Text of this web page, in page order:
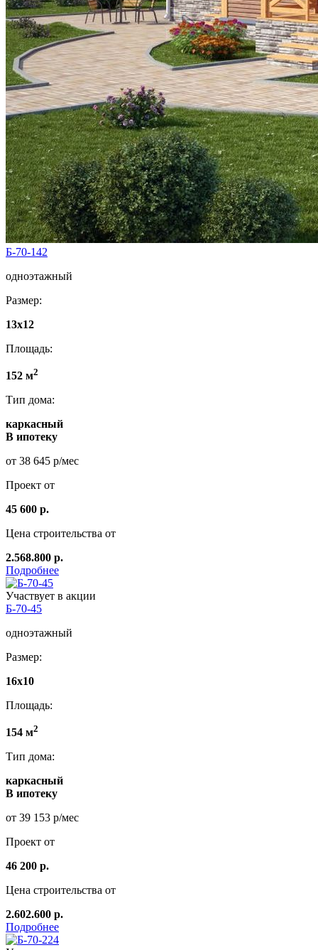
Б-70-142
одноэтажный
Размер:
13х12
Площадь:
152 м2
Тип дома:
каркасный
В ипотеку
от 38 645 р/мес
Проект от
45 600 р.
Цена строительства от
2.568.800 р.
Подробнее
Участвует в акции
Б-70-45
одноэтажный
Размер:
16x10
Площадь:
154 м2
Тип дома:
каркасный
В ипотеку
от 39 153 р/мес
Проект от
46 200 р.
Цена строительства от
2.602.600 р.
Подробнее